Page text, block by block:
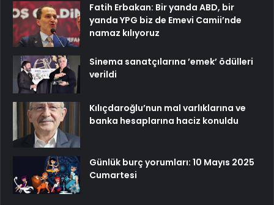
Fatih Erbakan: Bir yanda ABD, bir
yanda YPG biz de Emevi Camii’nde
namaz kılıyoruz
Sinema sanatçılarına ’emek’ ödülleri
verildi
Kılıçdaroğlu’nun mal varlıklarına ve
banka hesaplarına haciz konuldu
Günlük burç yorumları: 10 Mayıs 2025
Cumartesi